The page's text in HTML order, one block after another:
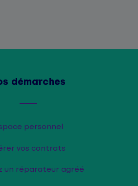
démarches
personnel
vos contrats
un réparateur agréé